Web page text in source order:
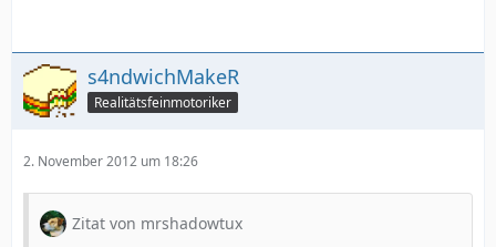
s4ndwichMakeR
Realitätsfeinmotoriker
2. November 2012 um 18:26
Zitat von mrshadowtux